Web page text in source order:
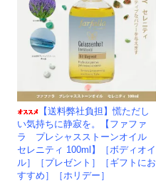
【送料弊社負担】慌ただし
い気持ちに静寂を。【ファファ
ラ プレシャスストーンオイル
セレニティ 100ml】［ボディオイ
ル］［プレゼント］［ギフトにお
すすめ］［ホリデー］